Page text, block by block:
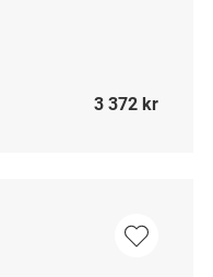
3 372 kr